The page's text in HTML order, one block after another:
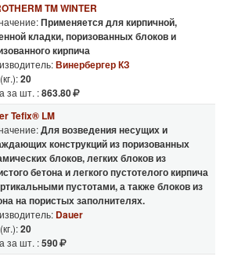
TM WINTER
Применяется для кирпичной,
кладки, поризованных блоков и
кирпича
Винербергер КЗ
20
за шт. :863.80
Tefix® LM
Для возведения несущих и
конструкций из поризованных
блоков, легких блоков из
бетона и легкого пустотелого кирпича
пустотами, а также блоков из
на пористых заполнителях.
Dauer
20
за шт. :590